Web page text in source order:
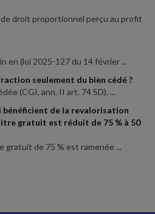
droit proportionnel perçu au profit
en (loi 2025-127 du 14 février ...
seulement du bien cédé ?
(CGI, ann. II art. 74 SD). ...
bénéficient de la revalorisation
gratuit est réduit de 75 % à 50
gratuit de 75 % est ramenée ...